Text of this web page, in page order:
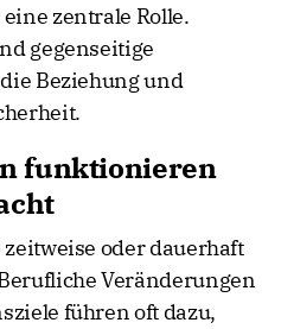
zentrale Rolle.
gegenseitige
Beziehung und
funktionieren
oder dauerhaft
Veränderungen
führen oft dazu,